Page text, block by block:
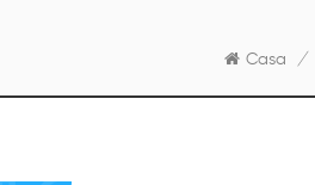
Casa /